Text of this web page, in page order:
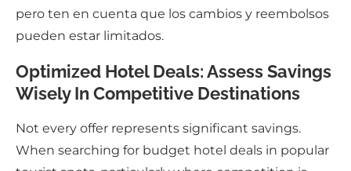
pero ten en cuenta que los cambios y reembolsos
pueden estar limitados.
Optimized Hotel Deals: Assess Savings
Wisely In Competitive Destinations
Not every offer represents significant savings.
When searching for budget hotel deals in popular